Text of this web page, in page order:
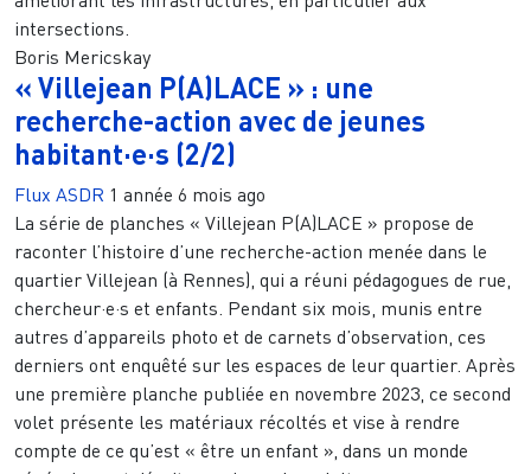
intersections.
Boris Mericskay
« Villejean P(A)LACE » : une
recherche-action avec de jeunes
habitant·e·s (2/2)
Flux ASDR 1 année 6 mois ago
La série de planches « Villejean P(A)LACE » propose de
raconter l’histoire d’une recherche-action menée dans le
quartier Villejean (à Rennes), qui a réuni pédagogues de rue,
chercheur·e·s et enfants. Pendant six mois, munis entre
autres d’appareils photo et de carnets d’observation, ces
derniers ont enquêté sur les espaces de leur quartier. Après
une première planche publiée en novembre 2023, ce second
volet présente les matériaux récoltés et vise à rendre
compte de ce qu’est « être un enfant », dans un monde